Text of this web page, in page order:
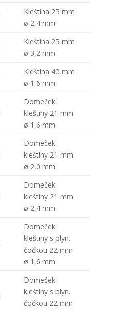
Kleština 25 mm
ø 2,4 mm
Kleština 25 mm
ø 3,2 mm
Kleština 40 mm
ø 1,6 mm
Domeček
kleštiny 21 mm
ø 1,6 mm
Domeček
kleštiny 21 mm
ø 2,0 mm
Domeček
kleštiny 21 mm
ø 2,4 mm
Domeček
kleštiny s plyn.
čočkou 22 mm
ø 1,6 mm
Domeček
kleštiny s plyn.
čočkou 22 mm